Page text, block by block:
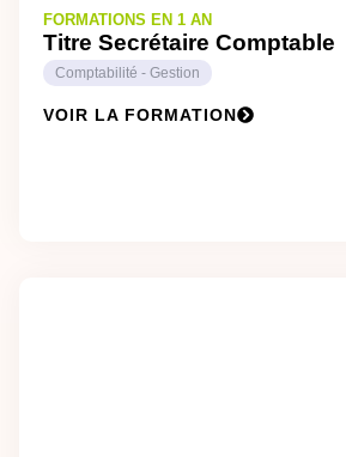
FORMATIONS EN 1 AN
Titre Secrétaire Comptable
Comptabilité - Gestion
VOIR LA FORMATION